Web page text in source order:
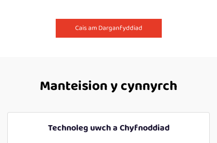
Cais am Darganfyddiad
Manteision y cynnyrch
Technoleg uwch a Chyfnoddiad